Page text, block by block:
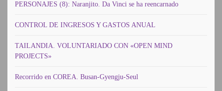
PERSONAJES (8): Naranjito. Da Vinci se ha reencarnado
CONTROL DE INGRESOS Y GASTOS ANUAL
TAILANDIA. VOLUNTARIADO CON «OPEN MIND
PROJECTS»
Recorrido en COREA. Busan-Gyengju-Seul